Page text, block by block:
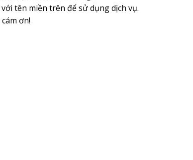
tên miền trên để sử dụng dịch vụ.
cám ơn!